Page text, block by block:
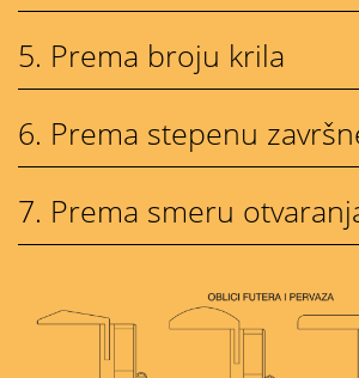
5. Prema broju krila
6. Prema stepenu
7. Prema smeru